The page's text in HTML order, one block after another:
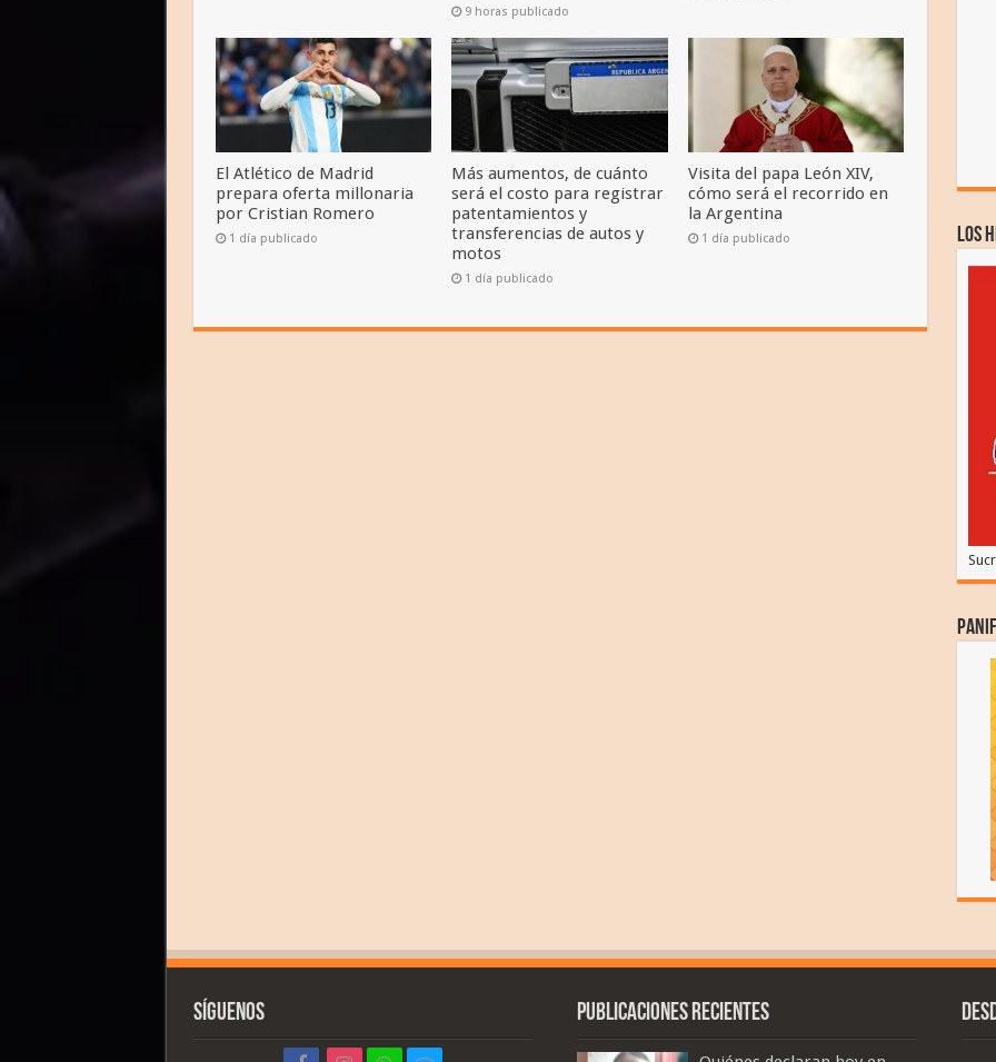
9 horas publicado
El Atlético de Madrid
prepara oferta millonaria
por Cristian Romero
1 día publicado
Más aumentos, de cuánto
será el costo para registrar
patentamientos y
transferencias de autos y
motos
1 día publicado
Visita del papa León XIV,
cómo será el recorrido en
la Argentina
1 día publicado LOS
Síguenos Publicaciones recientes